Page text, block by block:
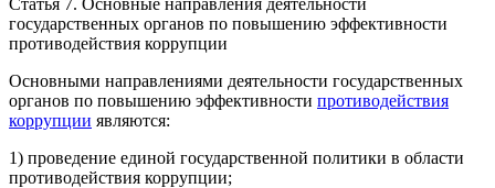
государственных органов по повышению эффективности
противодействия коррупции
Основными направлениями деятельности государственных
органов по повышению эффективности противодействия
коррупции являются:
1) проведение единой государственной политики в области
противодействия коррупции;